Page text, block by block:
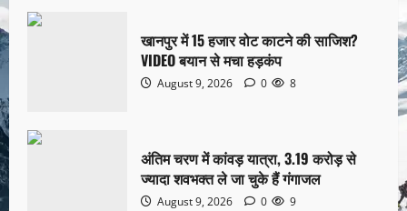
खानपुर में 15 हजार वोट काटने की साजिश?
VIDEO बयान से मचा हड़कंप
August 9, 2026 0 8
अंतिम चरण में कांवड़ यात्रा, 3.19 करोड़ से
ज्यादा शवभक्त ले जा चुके हैं गंगाजल
August 9, 2026 0 9